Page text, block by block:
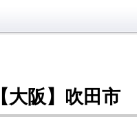
【大阪】吹田